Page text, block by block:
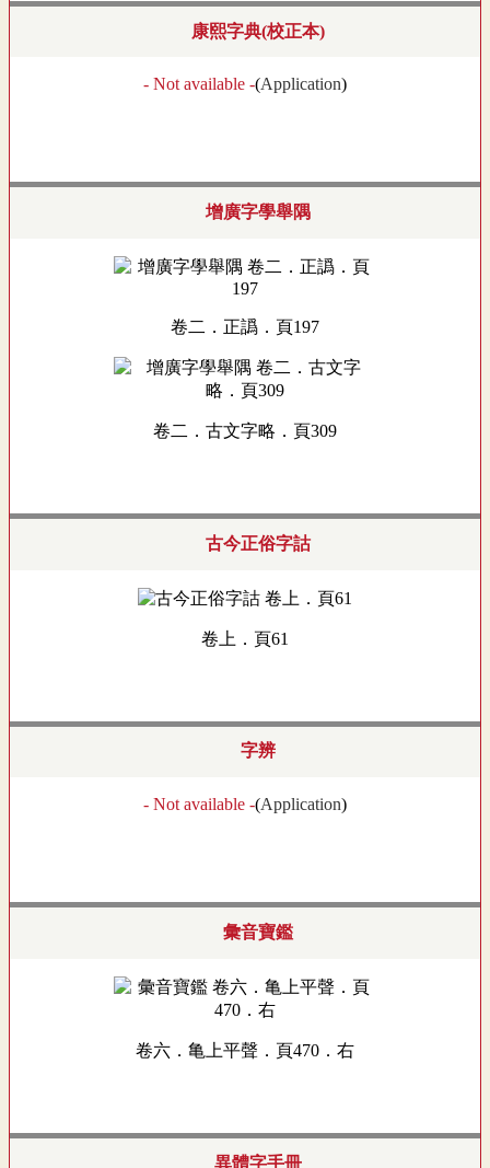
康熙字典(校正本)
- Not available -(Application)
增廣字學舉隅
卷二．正譌．頁197
卷二．古文字略．頁309
古今正俗字詁
卷上．頁61
字辨
- Not available -(Application)
彙音寶鑑
卷六．亀上平聲．頁470．右
異體字手冊